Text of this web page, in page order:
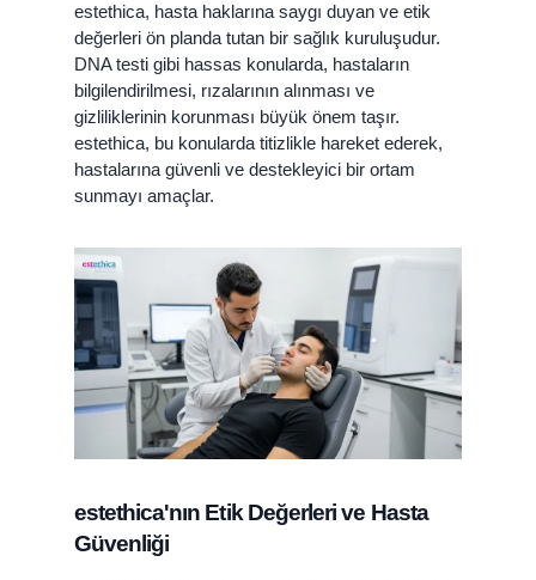
estethica, hasta haklarına saygı duyan ve etik
değerleri ön planda tutan bir sağlık kuruluşudur.
DNA testi gibi hassas konularda, hastaların
bilgilendirilmesi, rızalarının alınması ve
gizliliklerinin korunması büyük önem taşır.
estethica, bu konularda titizlikle hareket ederek,
hastalarına güvenli ve destekleyici bir ortam
sunmayı amaçlar.
estethica'nın Etik Değerleri ve Hasta
Güvenliği